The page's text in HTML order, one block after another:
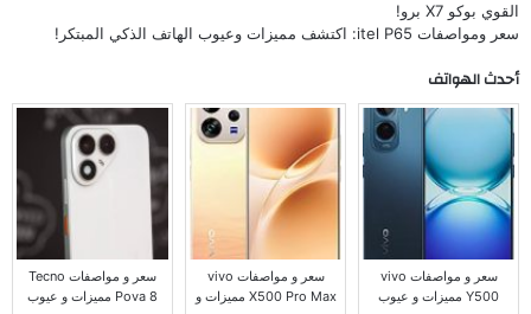
القوي بوكو X7 برو!
سعر ومواصفات itel P65: اكتشف مميزات وعيوب الهاتف الذكي المبتكر!
أحدث الهواتف
سعر و مواصفات vivo
Y500 مميزات و عيوب
سعر و مواصفات vivo
X500 Pro Max مميزات و
سعر و مواصفات Tecno
Pova 8 مميزات و عيوب